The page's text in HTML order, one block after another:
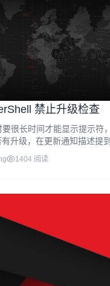
禁止升级检查
很长时间才能显示提示符
升级，在更新通知描述提
，如果有新版本，这会显示
会检查一遍。可以通过禁用
1404 阅读